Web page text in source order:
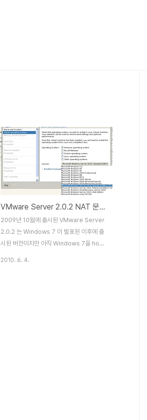
VMware Server 2.0.2 NAT 문제 on Windows 7 및 해결 방법
2009년 10월에 출시된 VMware Server
2.0.2 는 Windows 7 이 발표된 이후에 출
시된 버전이지만 아직 Windows 7을 host
2010. 6. 4.